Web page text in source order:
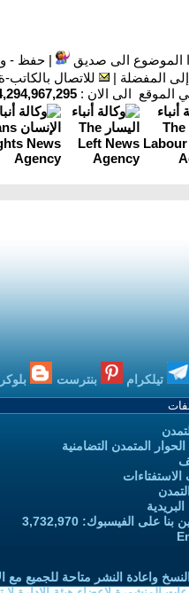
الموضوع الى صديق |حفظ -
المفضلة |
للاتصال بالكاتب-ة
الى الان :
تيلكرام بنترست بلوكر
المتمدن التضامنية
البريدية
بنا على الفيسبوك: 3,732,970
واعادة النشر متاحة للجميع مع